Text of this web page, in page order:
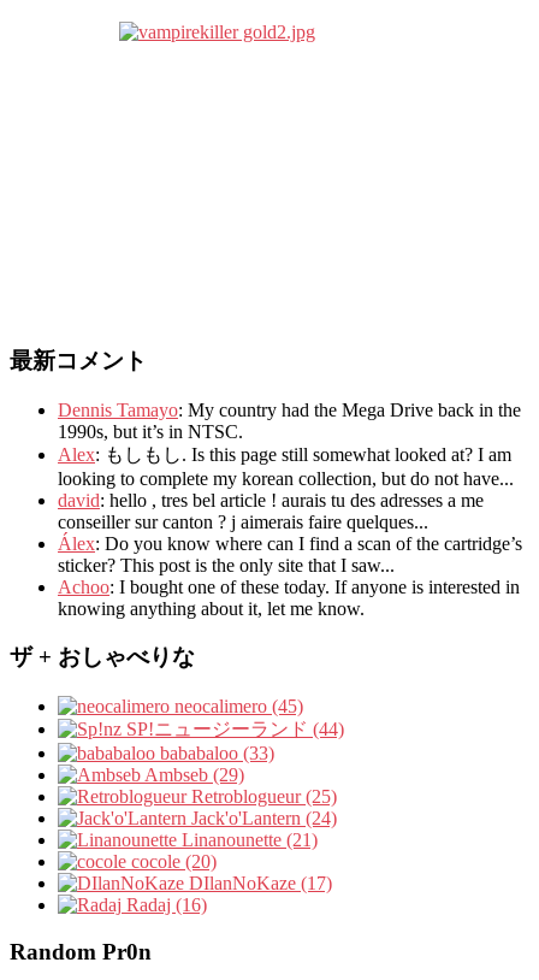
最新コメント
Dennis Tamayo: My country had the Mega Drive back in the
1990s, but it’s in NTSC.
Alex: もしもし. Is this page still somewhat looked at? I am
looking to complete my korean collection, but do not have...
david: hello , tres bel article ! aurais tu des adresses a me
conseiller sur canton ? j aimerais faire quelques...
Álex: Do you know where can I find a scan of the cartridge’s
sticker? This post is the only site that I saw...
Achoo: I bought one of these today. If anyone is interested in
knowing anything about it, let me know.
ザ + おしゃべりな
neocalimero (45)
SP!ニュージーランド (44)
bababaloo (33)
Ambseb (29)
Retroblogueur (25)
Jack'o'Lantern (24)
Linanounette (21)
cocole (20)
DIlanNoKaze (17)
Radaj (16)
Random Pr0n